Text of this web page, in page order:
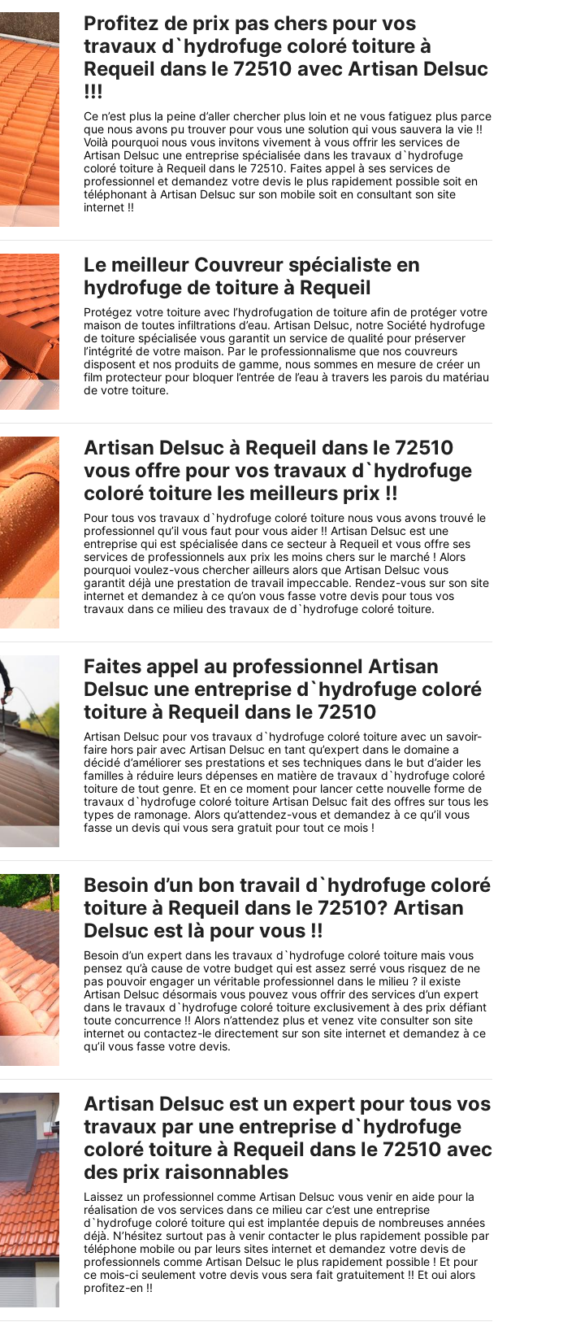
Profitez de prix pas chers pour vos
travaux d`hydrofuge coloré toiture à
Requeil dans le 72510 avec Artisan Delsuc
!!!
Ce n’est plus la peine d’aller chercher plus loin et ne vous fatiguez plus parce
que nous avons pu trouver pour vous une solution qui vous sauvera la vie !!
Voilà pourquoi nous vous invitons vivement à vous offrir les services de
Artisan Delsuc une entreprise spécialisée dans les travaux d`hydrofuge
coloré toiture à Requeil dans le 72510. Faites appel à ses services de
professionnel et demandez votre devis le plus rapidement possible soit en
téléphonant à Artisan Delsuc sur son mobile soit en consultant son site
internet !!
Le meilleur Couvreur spécialiste en
hydrofuge de toiture à Requeil
Protégez votre toiture avec l’hydrofugation de toiture afin de protéger votre
maison de toutes infiltrations d’eau. Artisan Delsuc, notre Société hydrofuge
de toiture spécialisée vous garantit un service de qualité pour préserver
l’intégrité de votre maison. Par le professionnalisme que nos couvreurs
disposent et nos produits de gamme, nous sommes en mesure de créer un
film protecteur pour bloquer l’entrée de l’eau à travers les parois du matériau
de votre toiture.
Artisan Delsuc à Requeil dans le 72510
vous offre pour vos travaux d`hydrofuge
coloré toiture les meilleurs prix !!
Pour tous vos travaux d`hydrofuge coloré toiture nous vous avons trouvé le
professionnel qu’il vous faut pour vous aider !! Artisan Delsuc est une
entreprise qui est spécialisée dans ce secteur à Requeil et vous offre ses
services de professionnels aux prix les moins chers sur le marché ! Alors
pourquoi voulez-vous chercher ailleurs alors que Artisan Delsuc vous
garantit déjà une prestation de travail impeccable. Rendez-vous sur son site
internet et demandez à ce qu’on vous fasse votre devis pour tous vos
travaux dans ce milieu des travaux de d`hydrofuge coloré toiture.
Faites appel au professionnel Artisan
Delsuc une entreprise d`hydrofuge coloré
toiture à Requeil dans le 72510
Artisan Delsuc pour vos travaux d`hydrofuge coloré toiture avec un savoir-
faire hors pair avec Artisan Delsuc en tant qu’expert dans le domaine a
décidé d’améliorer ses prestations et ses techniques dans le but d’aider les
familles à réduire leurs dépenses en matière de travaux d`hydrofuge coloré
toiture de tout genre. Et en ce moment pour lancer cette nouvelle forme de
travaux d`hydrofuge coloré toiture Artisan Delsuc fait des offres sur tous les
types de ramonage. Alors qu’attendez-vous et demandez à ce qu’il vous
fasse un devis qui vous sera gratuit pour tout ce mois !
Besoin d’un bon travail d`hydrofuge coloré
toiture à Requeil dans le 72510? Artisan
Delsuc est là pour vous !!
Besoin d’un expert dans les travaux d`hydrofuge coloré toiture mais vous
pensez qu’à cause de votre budget qui est assez serré vous risquez de ne
pas pouvoir engager un véritable professionnel dans le milieu ? il existe
Artisan Delsuc désormais vous pouvez vous offrir des services d’un expert
dans le travaux d`hydrofuge coloré toiture exclusivement à des prix défiant
toute concurrence !! Alors n’attendez plus et venez vite consulter son site
internet ou contactez-le directement sur son site internet et demandez à ce
qu’il vous fasse votre devis.
Artisan Delsuc est un expert pour tous vos
travaux par une entreprise d`hydrofuge
coloré toiture à Requeil dans le 72510 avec
des prix raisonnables
Laissez un professionnel comme Artisan Delsuc vous venir en aide pour la
réalisation de vos services dans ce milieu car c’est une entreprise
d`hydrofuge coloré toiture qui est implantée depuis de nombreuses années
déjà. N’hésitez surtout pas à venir contacter le plus rapidement possible par
téléphone mobile ou par leurs sites internet et demandez votre devis de
professionnels comme Artisan Delsuc le plus rapidement possible ! Et pour
ce mois-ci seulement votre devis vous sera fait gratuitement !! Et oui alors
profitez-en !!